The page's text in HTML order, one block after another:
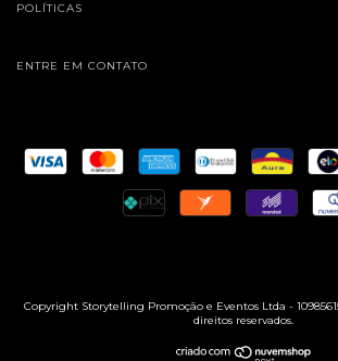
POLÍTICAS
ENTRE EM CONTATO
Copyright Storytelling Promoção e Eventos Ltda -
direitos reservados.